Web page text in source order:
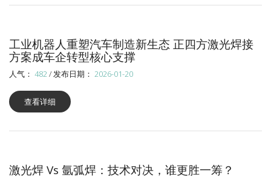
工业机器人重塑汽车制造新生态 正四方激光焊接
方案成车企转型核心支撑
人气： 482/ 发布日期： 2026-01-20
查看详细
激光焊 Vs 氩弧焊：技术对决，谁更胜一筹？